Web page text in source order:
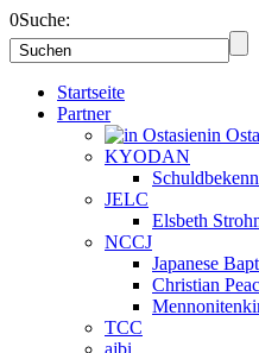
0Suche:
Startseite
Partner
in
KYODAN
JELC
Elsbeth
NCCJ
Japanese
Christian
TCC
ajbi